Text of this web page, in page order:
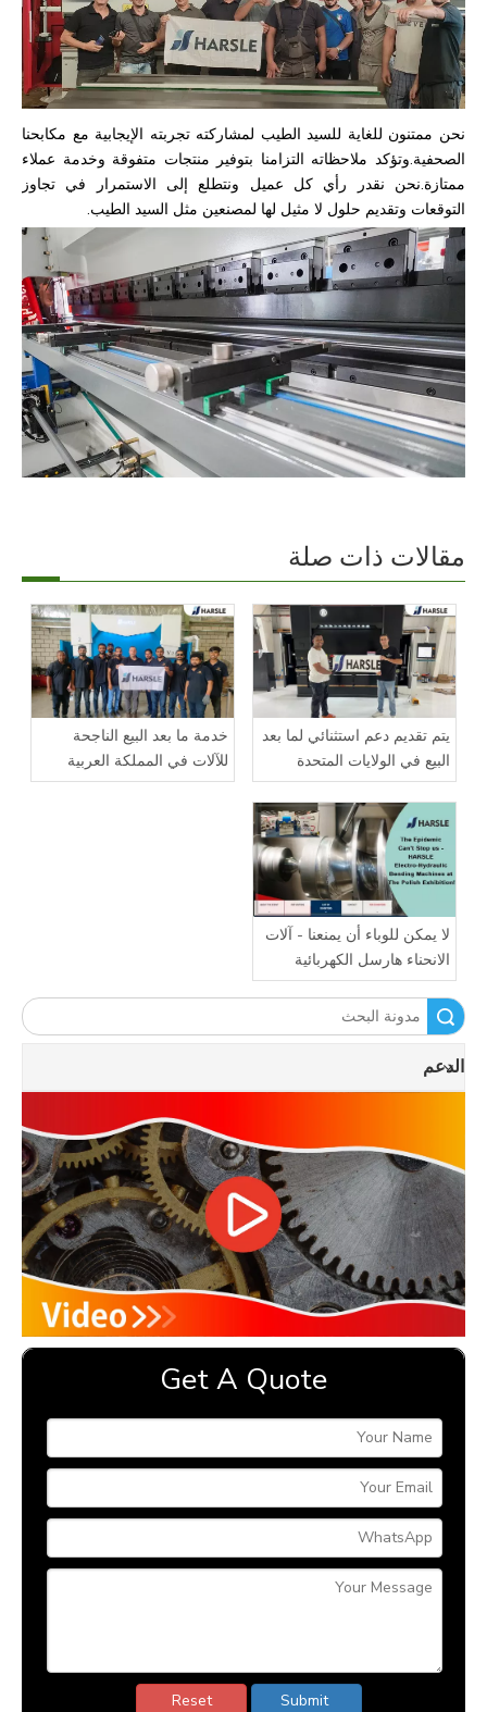
نحن ممتنون للغاية للسيد الطيب لمشاركته تجربته الإيجابية مع مكابحنا
الصحفية.وتؤكد ملاحظاته التزامنا بتوفير منتجات متفوقة وخدمة عملاء
ممتازة.نحن نقدر رأي كل عميل ونتطلع إلى الاستمرار في تجاوز
التوقعات وتقديم حلول لا مثيل لها لمصنعين مثل السيد الطيب.
مقالات ذات صلة
يتم تقديم دعم استثنائي لما بعد
البيع في الولايات المتحدة
خدمة ما بعد البيع الناجحة
للآلات في المملكة العربية
السعودية
لا يمكن للوباء أن يمنعنا - آلات
الانحناء هارسل الكهربائية
الهيدروليكية في المعرض
البولندي!
الدعم
Get A Quote
Submit
Reset